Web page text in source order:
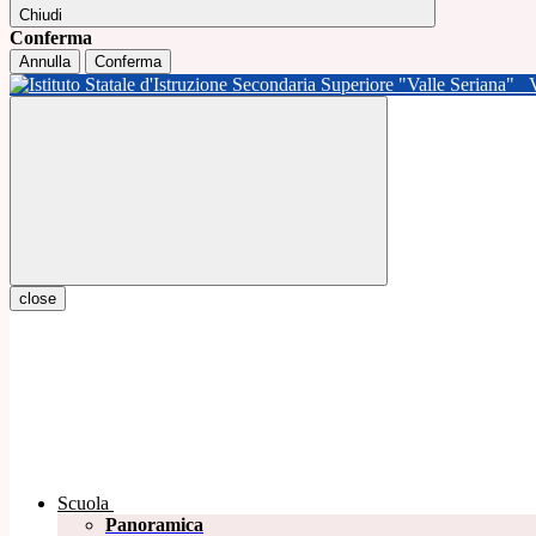
Chiudi
Conferma
Annulla Conferma
close
Scuola
Panoramica